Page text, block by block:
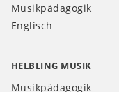
Musikpädagogik
Englisch
HELBLING MUSIK
Musikpädagogik